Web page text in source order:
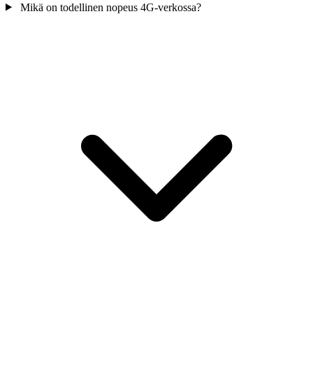
Mikä on todellinen nopeus 4G-verkossa?